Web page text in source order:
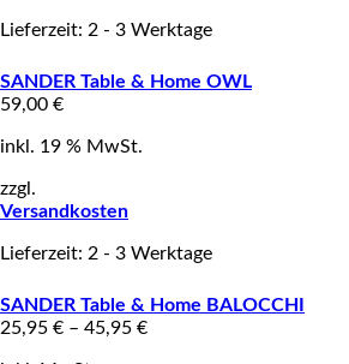
Lieferzeit: 2 - 3 Werktage
SANDER Table & Home OWL
59,00 €
inkl. 19 % MwSt.
zzgl.
Versandkosten
Lieferzeit: 2 - 3 Werktage
SANDER Table & Home BALOCCHI
25,95 € – 45,95 €